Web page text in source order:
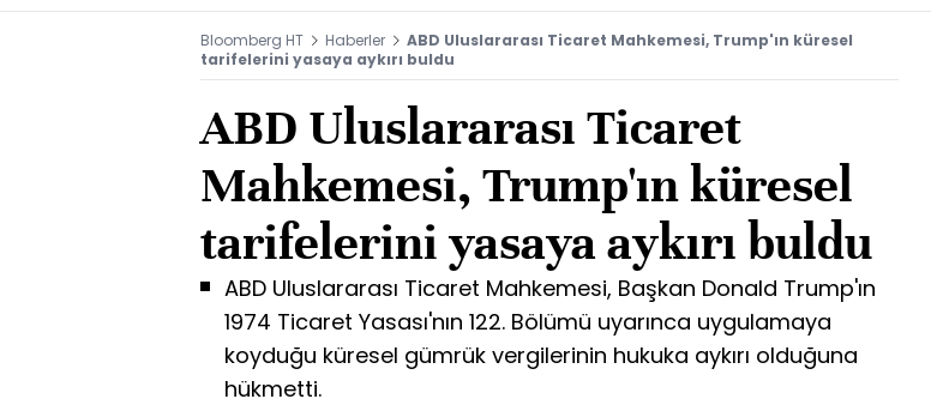
Bloomberg HT Haberler
ABD Uluslararası Ticaret Mahkemesi, Trump'ın küresel
tarifelerini yasaya aykırı buldu
ABD Uluslararası Ticaret
Mahkemesi, Trump'ın küresel
tarifelerini yasaya aykırı buldu
ABD Uluslararası Ticaret Mahkemesi, Başkan Donald Trump'ın
1974 Ticaret Yasası'nın 122. Bölümü uyarınca uygulamaya
koyduğu küresel gümrük vergilerinin hukuka aykırı olduğuna
hükmetti.